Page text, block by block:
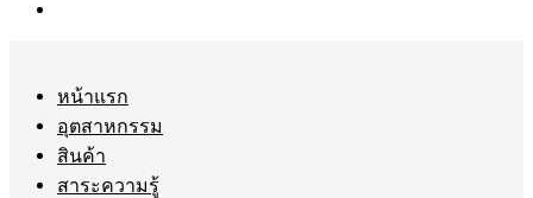
page
หน้าแรก
อุตสาหกรรม
สินค้า
สาระความรู้